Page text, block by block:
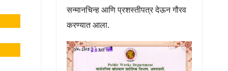
सन्मानचिन्ह आणि प्रशस्तीपत्र देऊन गौरव
करण्यात आला.